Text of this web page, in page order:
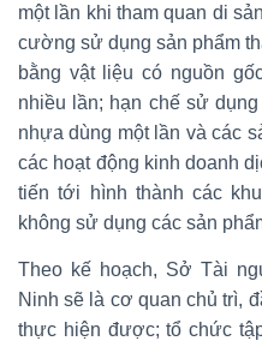
một lần khi tham quan di
cường sử dụng sản phẩm
bằng vật liệu có nguồn
nhiều lần; hạn chế sử
nhựa dùng một lần và các
các hoạt động kinh doanh
tiến tới hình thành các
không sử dụng các sản
Theo kế hoạch, Sở Tài
Ninh sẽ là cơ quan chủ trì,
thực hiện được; tổ chức